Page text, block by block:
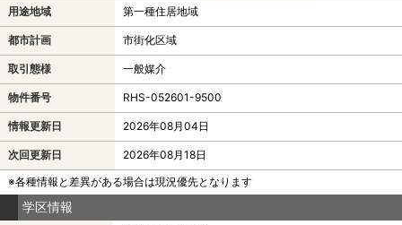
用途地域 第一種住居地域
都市計画 市街化区域
取引態様 一般媒介
物件番号 RHS-052601-9500
情報更新日 2026年08月04日
次回更新日
2026年08月18日
※各種情報と差異がある場合は現況優先となります
学区情報